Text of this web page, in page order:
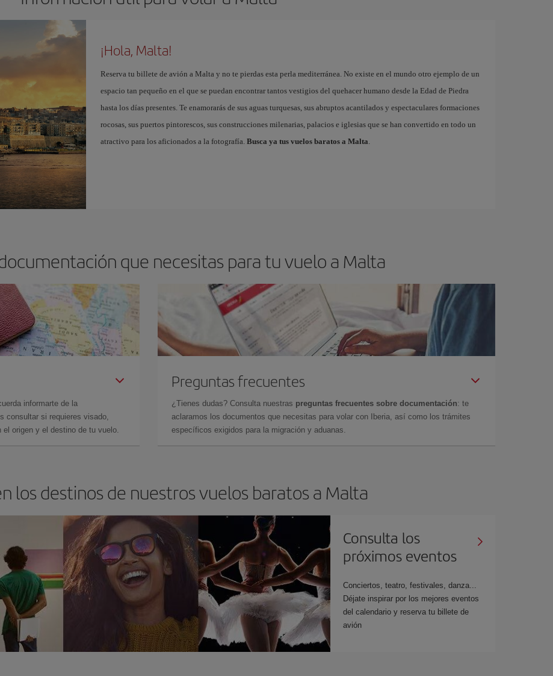
¡Hola, Malta!
Reserva tu billete de avión a Malta y no te pierdas esta perla mediterránea. No existe en el mundo otro ejemplo de un
espacio tan pequeño en el que se puedan encontrar tantos vestigios del quehacer humano desde la Edad de Piedra
hasta los días presentes. Te enamorarás de sus aguas turquesas, sus abruptos acantilados y espectaculares formaciones
rocosas, sus puertos pintorescos, sus construcciones milenarias, palacios e iglesias que se han convertido en todo un
atractivo para los aficionados a la fotografía. Busca ya tus vuelos baratos a Malta
que necesitas para tu vuelo a Malta
informarte de la
consultar si requieres visado,
el origen y el destino de tu vuelo.
Preguntas frecuentes
¿Tienes dudas? Consulta nuestras preguntas frecuentes sobre documentación: te
aclaramos los documentos que necesitas para volar con Iberia, así como los trámites
específicos exigidos para la migración y aduanas.
los destinos de nuestros vuelos baratos a Malta
Consulta los
próximos eventos
Conciertos, teatro, festivales, danza...
Déjate inspirar por los mejores eventos
del calendario y reserva tu billete de
avión